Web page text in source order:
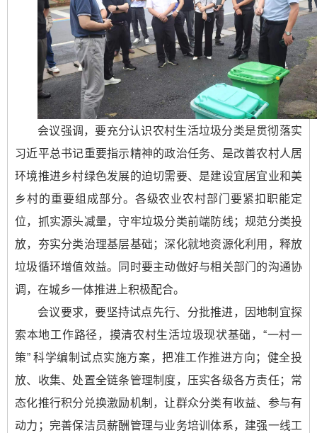
会议强调，要充分认识农村生活垃圾分类是贯彻落实
习近平总书记重要指示精神的政治任务、是改善农村人居
环境推进乡村绿色发展的迫切需要、是建设宜居宜业和美
乡村的重要组成部分。各级农业农村部门要紧扣职能定
位，抓实源头减量，守牢垃圾分类前端防线；规范分类投
放，夯实分类治理基层基础；深化就地资源化利用，释放
垃圾循环增值效益。同时要主动做好与相关部门的沟通协
调，在城乡一体推进上积极配合。
会议要求，要坚持试点先行、分批推进，因地制宜探
索本地工作路径，摸清农村生活垃圾现状基础，“一村一
策” 科学编制试点实施方案，把准工作推进方向；健全投
放、收集、处置全链条管理制度，压实各级各方责任；常
态化推行积分兑换激励机制，让群众分类有收益、参与有
动力；完善保洁员薪酬管理与业务培训体系，建强一线工